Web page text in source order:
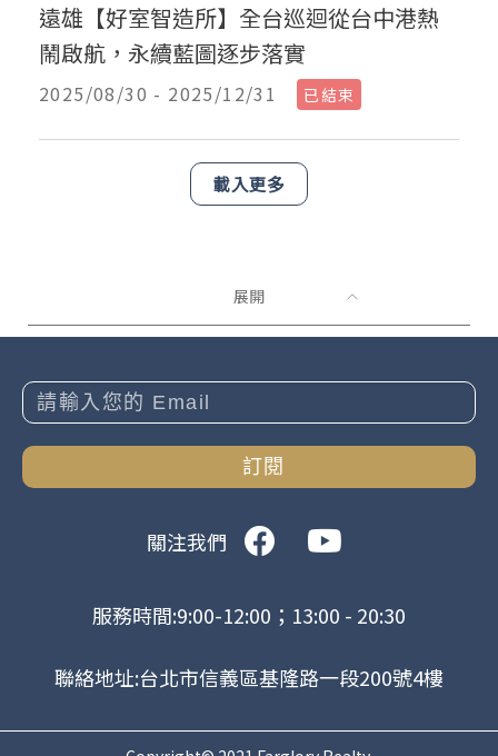
遠雄【好室智造所】全台巡迴從台中港熱
鬧啟航，永續藍圖逐步落實
2025/08/30 - 2025/12/31 已結束
載入更多
展開
關注我們
訂閱
服務時間:9:00-12:00；13:00 - 20:30
聯絡地址:台北市信義區基隆路一段200號4樓